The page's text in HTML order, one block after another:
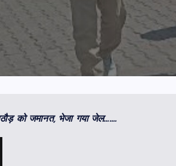
को जमानत, भेजा गया जेल…….